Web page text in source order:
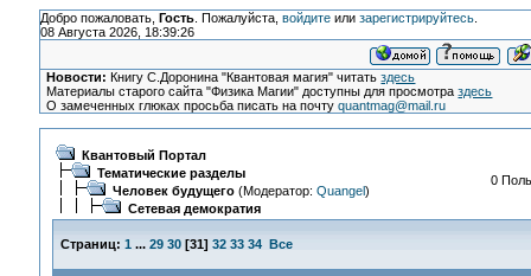
Добро пожаловать, Гость. Пожалуйста, войдитеили зарегистрируйтесь.
08 Августа 2026, 18:39:26
Новости: Книгу С.Доронина "Квантовая магия" читатьздесь
Материалы старого сайта "Физика Магии" доступны для просмотраздесь
О замеченных глюках просьба писать на почтуquantmag@mail.ru
Квантовый Портал
Тематические разделы
Человек будущего(Модератор: Quangel)
Сетевая демократия
0
Страниц: 1 ... 29 30[31] 32 33 34 Все